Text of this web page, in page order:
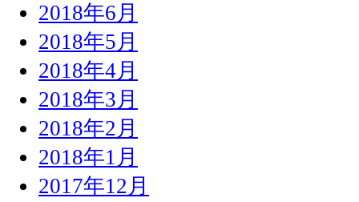
2018年6月
2018年5月
2018年4月
2018年3月
2018年2月
2018年1月
2017年12月